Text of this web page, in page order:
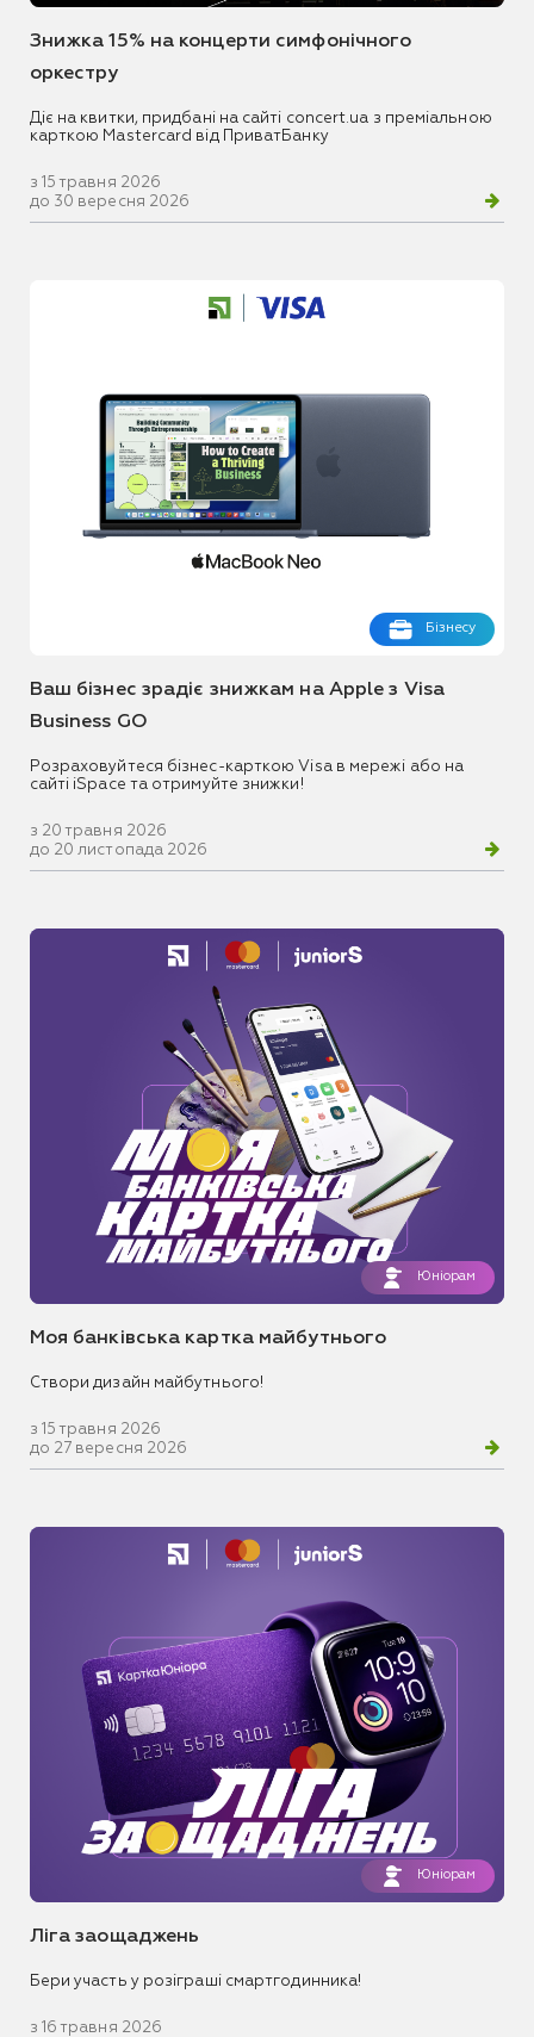
Знижка 15% на концерти симфонічного
оркестру
Діє на квитки, придбані на сайті concert.ua з преміальною
карткою Mastercard від ПриватБанку
з 15 травня 2026
до 30 вересня 2026
Бізнесу
Ваш бізнес зрадіє знижкам на Apple з Visa
Business GO
Розраховуйтеся бізнес-карткою Visa в мережі або на
сайті iSpace та отримуйте знижки!
з 20 травня 2026
до 20 листопада 2026
Юніорам
Моя банківська картка майбутнього
Створи дизайн майбутнього!
з 15 травня 2026
до 27 вересня 2026
Юніорам
Ліга заощаджень
Бери участь у розіграші смартгодинника!
з 16 травня 2026